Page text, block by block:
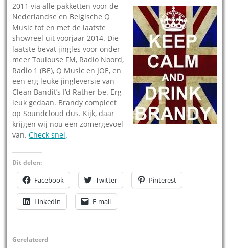
2011 via alle pakketten voor de
Nederlandse en Belgische Q
Music tot en met de laatste
showreel uit voorjaar 2014. Die
laatste bevat jingles voor onder
meer Toulouse FM, Radio Noord,
Radio 1 (BE), Q Music en JOE, en
een erg leuke jingleversie van
Clean Bandit’s I’d Rather be. Erg
leuk gedaan. Brandy compleet
op Soundcloud dus. Kijk, daar
krijgen wij nou een zomergevoel
van.Check snel.
Dit delen:
Facebook Twitter Pinterest
LinkedIn E-mail
Gerelateerd